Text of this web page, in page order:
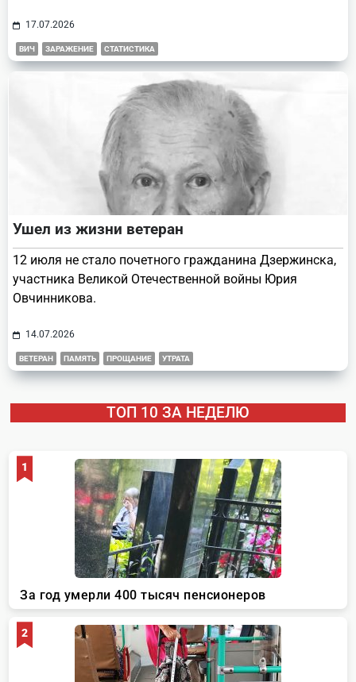
17.07.2026
ВИЧ ЗАРАЖЕНИЕ СТАТИСТИКА
Ушел из жизни ветеран
12 июля не стало почетного гражданина Дзержинска,
участника Великой Отечественной войны Юрия
Овчинникова.
14.07.2026
ВЕТЕРАН ПАМЯТЬ ПРОЩАНИЕ УТРАТА
ТОП 10 ЗА НЕДЕЛЮ